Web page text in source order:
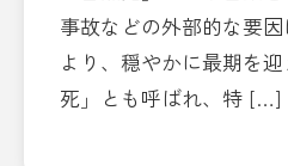
事故などの外部的な要
より、穏やかに最期を
死」とも呼ばれ、特 […]